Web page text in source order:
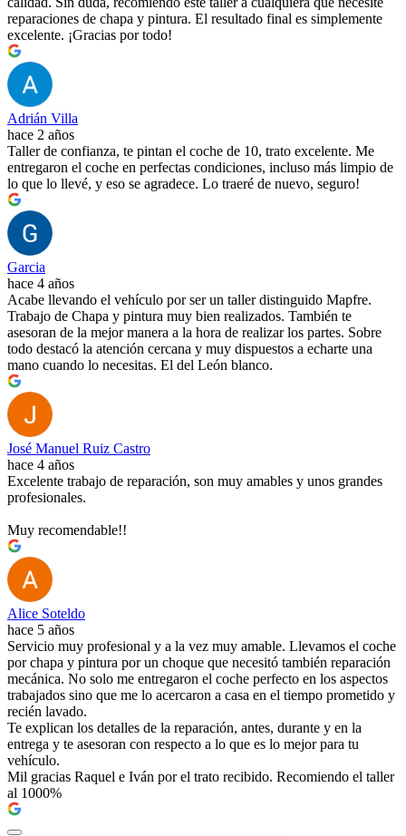
reparaciones de chapa y pintura. El resultado final es simplemente
excelente. ¡Gracias por todo!
Adrián Villa
hace 2 años
Taller de confianza, te pintan el coche de 10, trato excelente. Me
entregaron el coche en perfectas condiciones, incluso más limpio de
lo que lo llevé, y eso se agradece. Lo traeré de nuevo, seguro!
Garcia
hace 4 años
Acabe llevando el vehículo por ser un taller distinguido Mapfre.
Trabajo de Chapa y pintura muy bien realizados. También te
asesoran de la mejor manera a la hora de realizar los partes. Sobre
todo destacó la atención cercana y muy dispuestos a echarte una
mano cuando lo necesitas. El del León blanco.
José Manuel Ruiz Castro
hace 4 años
Excelente trabajo de reparación, son muy amables y unos grandes
profesionales.
Muy recomendable!!
Alice Soteldo
hace 5 años
Servicio muy profesional y a la vez muy amable. Llevamos el coche
por chapa y pintura por un choque que necesitó también reparación
mecánica. No solo me entregaron el coche perfecto en los aspectos
trabajados sino que me lo acercaron a casa en el tiempo prometido y
recién lavado.
Te explican los detalles de la reparación, antes, durante y en la
entrega y te asesoran con respecto a lo que es lo mejor para tu
vehículo.
Mil gracias Raquel e Iván por el trato recibido. Recomiendo el taller
al 1000%